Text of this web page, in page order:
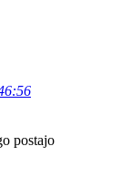
postajo